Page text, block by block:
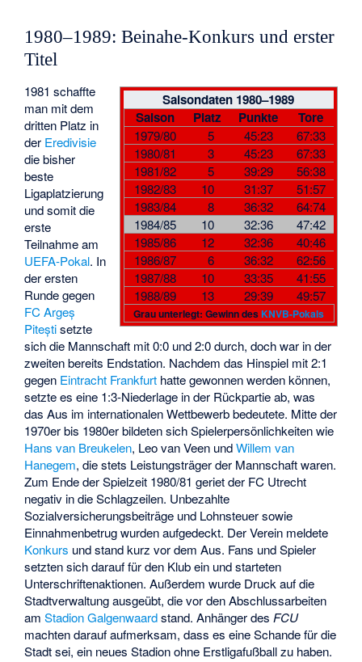
1980–1989: Beinahe-Konkurs und erster
Titel
Saisondaten 1980–1989
Saison
Platz Punkte Tore
1979/80 5 45:23
67:33
1980/81
3 45:23
67:33
1981/82
5 39:29
56:38
1982/83
10 31:37
51:57
1983/84
8 36:32
64:74
1984/85
10 32:36
47:42
1985/86
12 32:36
40:46
1986/87
6 36:32
62:56
1987/88
10 33:35
41:55
1988/89
13 29:39 49:57
Grau unterlegt: Gewinn desKNVB-Pokals
1981 schaffte
man mit dem
dritten Platz in
der Eredivisie
die bisher
beste
Ligaplatzierung
und somit die
erste
Teilnahme am
UEFA-Pokal. In
der ersten
Runde gegen
FC Argeș
Piteștisetzte
sich die Mannschaft mit 0:0 und 2:0 durch, doch war in der
zweiten bereits Endstation. Nachdem das Hinspiel mit 2:1
gegen Eintracht Frankfurt hatte gewonnen werden können,
setzte es eine 1:3-Niederlage in der Rückpartie ab, was
das Aus im internationalen Wettbewerb bedeutete. Mitte der
1970er bis 1980er bildeten sich Spielerpersönlichkeiten wie
Hans van Breukelen, Leo van Veen undWillem van
Hanegem, die stets Leistungsträger der Mannschaft waren.
Zum Ende der Spielzeit 1980/81 geriet der FC Utrecht
negativ in die Schlagzeilen. Unbezahlte
Sozialversicherungsbeiträge und Lohnsteuer sowie
Einnahmenbetrug wurden aufgedeckt. Der Verein meldete
Konkurs und stand kurz vor dem Aus. Fans und Spieler
setzten sich darauf für den Klub ein und starteten
Unterschriftenaktionen. Außerdem wurde Druck auf die
Stadtverwaltung ausgeübt, die vor den Abschlussarbeiten
amStadion Galgenwaardstand. Anhänger des FCU
machten darauf aufmerksam, dass es eine Schande für die
Stadt sei, ein neues Stadion ohne Erstligafußball zu haben.